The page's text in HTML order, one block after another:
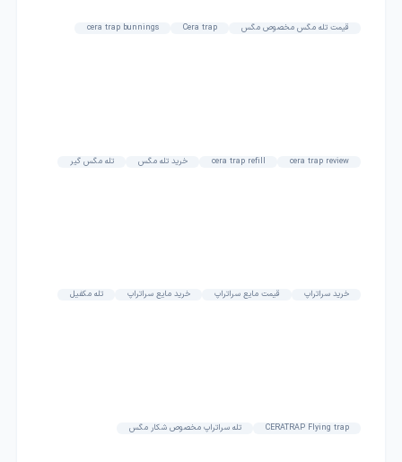
قیمت تله مگس مخصوص مگس Cera trap
cera trap bunnings
cera trap review
cera trap refill خرید تله مگس تله مگس گیر
خرید سراتراپ قیمت مایع سراتراپ خرید مایع سراتراپ تله مکفیل
CERATRAP Flying trap تله سراتراپ مخصوص شکار مگس